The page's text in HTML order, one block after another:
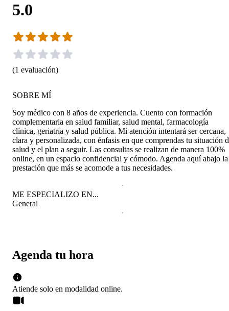
5.0
(1 evaluación)
Agenda tu hora
Atiende solo en modalidad online.
SOBRE MÍ
Soy médico con 8 años de experiencia. Cuento con formación
complementaria en salud familiar, salud mental, farmacología
clínica, geriatría y salud pública. Mi atención intentará ser cercana,
clara y personalizada, con énfasis en que comprendas tu situación
salud y el plan a seguir. Las consultas se realizan de manera 100%
online, en un espacio confidencial y cómodo. Agenda aquí abajo la
prestación que más se acomode a tus necesidades.
ME ESPECIALIZO EN...
General